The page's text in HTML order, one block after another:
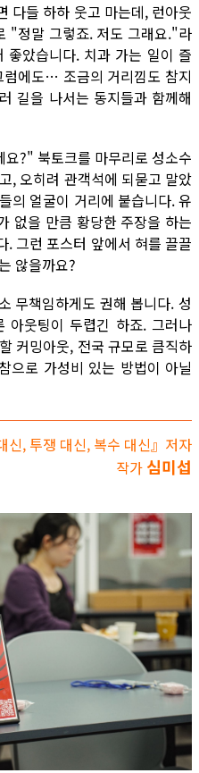
다들 하하 웃고 마는데, 런아웃
"정말 그렇죠. 저도 그래요."라
았습니다. 치과 가는 일이 즐
에도… 조금의 거리낌도 참지
길을 나서는 동지들과 함께해
?" 북토크를 마무리로 성소수
, 오히려 관객석에 되묻고 말았
의 얼굴이 거리에 붙습니다. 유
없을 만큼 황당한 주장을 하는
. 그런 포스터 앞에서 혀를 끌끌
않을까요?
무책임하게도 권해 봅니다. 성
아웃팅이 두렵긴 하죠. 그러나
커밍아웃, 전국 규모로 큼직하
으로 가성비 있는 방법이 아닐
신, 투쟁 대신, 복수 대신』저자
작가 심미섭